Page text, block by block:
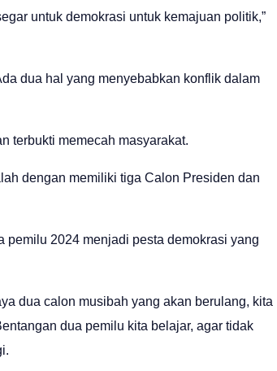
untuk demokrasi untuk kemajuan politik,”
dua hal yang menyebabkan konflik dalam
terbukti memecah masyarakat.
dengan memiliki tiga Calon Presiden dan
pemilu 2024 menjadi pesta demokrasi yang
dua calon musibah yang akan berulang, kita
dua pemilu kita belajar, agar tidak